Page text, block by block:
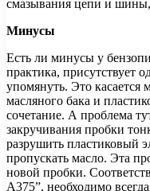
смазывания цепи и
Минусы
Есть ли минусы у
практика, присутствует
упомянуть. Это касается
масляного бака и
сочетание. А проблема
закручивания пробки
разрушить пластиковый
пропускать масло. Эта
новой пробки.
А375”, необходимо